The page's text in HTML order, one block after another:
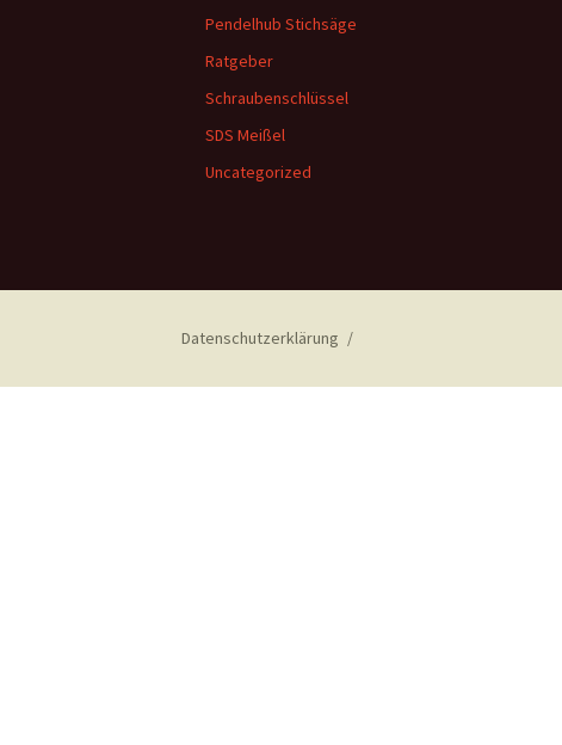
Pendelhub Stichsäge
Ratgeber
Schraubenschlüssel
SDS Meißel
Uncategorized
Datenschutzerklärung